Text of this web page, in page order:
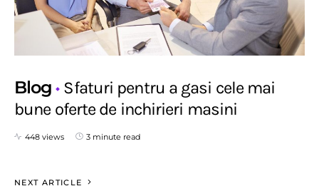
Blog
Sfaturi pentru a gasi cele mai
bune oferte de inchirieri masini
448 views 3 minute read
NEXT ARTICLE